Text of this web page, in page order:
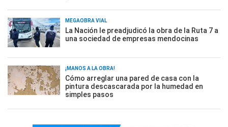
MEGAOBRA VIAL
La Nación le preadjudicó la obra de la Ruta 7 a
una sociedad de empresas mendocinas
¡MANOS A LA OBRA!
Cómo arreglar una pared de casa con la
pintura descascarada por la humedad en
simples pasos